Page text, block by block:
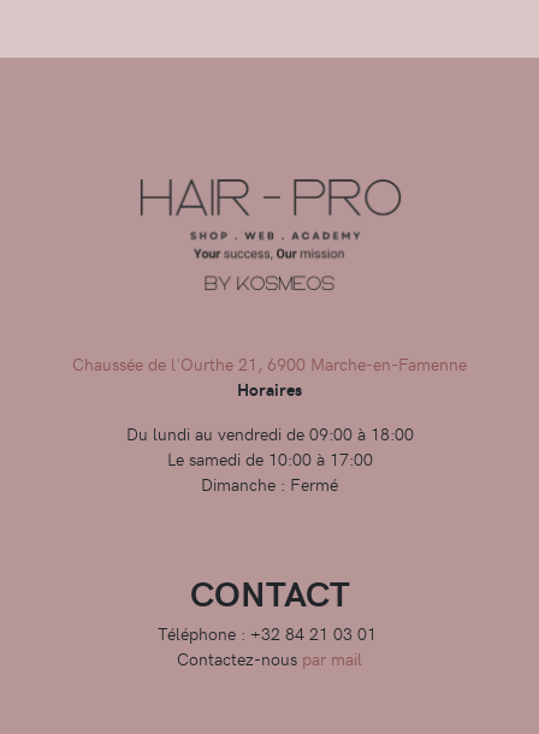
Chaussée de l'Ourthe 21, 6900 Marche-en-Famenne
Horaires
Du lundi au vendredi de 09:00 à 18:00
Le samedi de 10:00 à 17:00
Dimanche : Fermé
CONTACT
Téléphone : +32 84 21 03 01
Contactez-nous par mail